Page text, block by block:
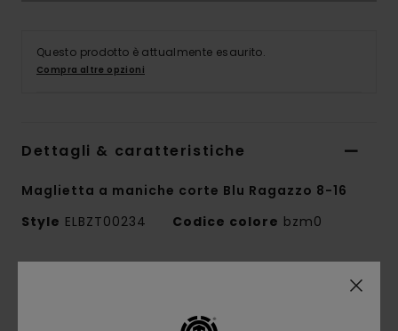
Questo prodotto è attualmente esaurito.
Compra altre opzioni
Dettagli & caratteristiche
Maglietta a maniche corte Blu Ragazzo 8-16
Style ELBZT00234 Codice colore bzm0
collezione Mainline